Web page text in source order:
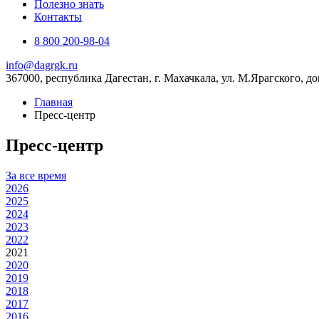
Полезно знать
Контакты
8 800 200-98-04
info@dagrgk.ru
367000, республика Дагестан, г. Махачкала, ул. М.Ярагского,
Главная
Пресс-центр
Пресс-центр
За все время
2026
2025
2024
2023
2022
2021
2020
2019
2018
2017
2016